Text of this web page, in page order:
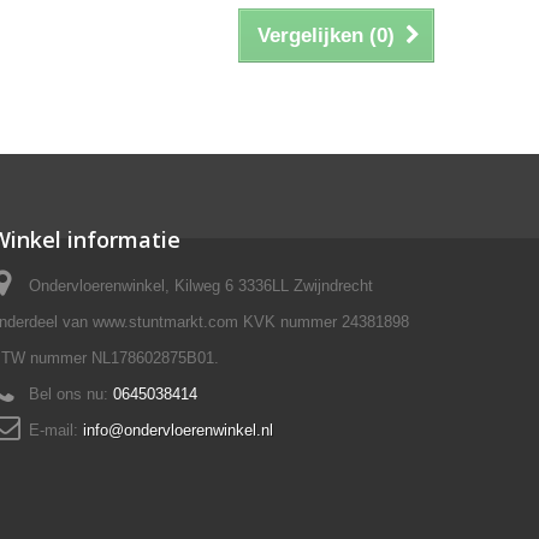
Vergelijken (0)
informatie
Ondervloerenwinkel, Kilweg 6 3336LL Zwijndrecht
van www.stuntmarkt.com KVK nummer 24381898
nummer NL178602875B01.
Bel ons nu: 0645038414
E-mail: info@ondervloerenwinkel.nl